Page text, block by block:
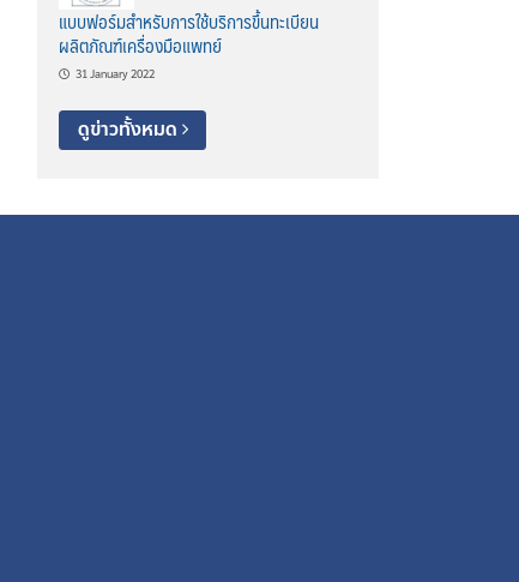
แบบฟอร์มสำหรับการใช้บริการขึ้นทะเบียน
ผลิตภัณฑ์เครื่องมือแพทย์
31 January 2022
ดูข่าวทั้งหมด